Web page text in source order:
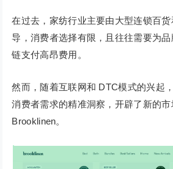
在过去，家纺行业主要由大型连锁百
导，消费者选择有限，且往往需要为
链支付高昂费用。
然而，随着互联网和 DTC模式的兴起
消费者需求的精准洞察，开辟了新的
Brooklinen。